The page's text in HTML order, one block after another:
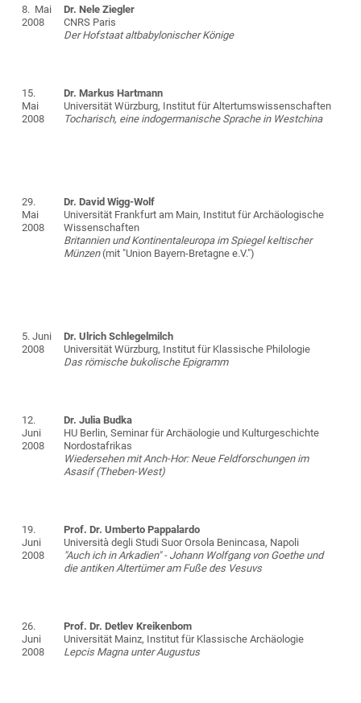
8. Mai
2008
Dr. Nele Ziegler
CNRS Paris
Der Hofstaat altbabylonischer Könige
15.
Mai
2008
Dr. Markus Hartmann
Universität Würzburg, Institut für Altertumswissenschaften
Tocharisch, eine indogermanische Sprache in Westchina
29.
Mai
2008
Dr. David Wigg-Wolf
Universität Frankfurt am Main, Institut für Archäologische
Wissenschaften
Britannien und Kontinentaleuropa im Spiegel keltischer
Münzen (mit "Union Bayern-Bretagne e.V.")
5. Juni
2008
Dr. Ulrich Schlegelmilch
Universität Würzburg, Institut für Klassische Philologie
Das römische bukolische Epigramm
12.
Juni
2008
Dr. Julia Budka
HU Berlin, Seminar für Archäologie und Kulturgeschichte
Nordostafrikas
Wiedersehen mit Anch-Hor: Neue Feldforschungen im
Asasif (Theben-West)
19.
Juni
2008
Prof. Dr. Umberto Pappalardo
Università degli Studi Suor Orsola Benincasa, Napoli
"Auch ich in Arkadien" - Johann Wolfgang von Goethe und
die antiken Altertümer am Fuße des Vesuvs
26.
Juni
2008
Prof. Dr. Detlev Kreikenbom
Universität Mainz, Institut für Klassische Archäologie
Lepcis Magna unter Augustus